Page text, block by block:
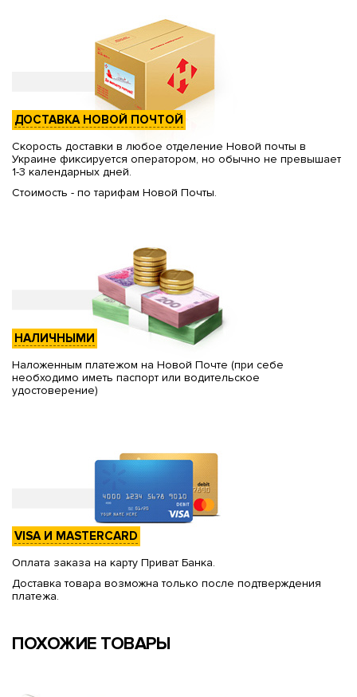
ДОСТАВКА НОВОЙ ПОЧТОЙ
Скорость доставки в любое отделение Новой почты в
Украине фиксируется оператором, но обычно не превышает
1-3 календарных дней.
Стоимость - по тарифам Новой Почты.
НАЛИЧНЫМИ
Наложенным платежом на Новой Почте (при себе
необходимо иметь паспорт или водительское
удостоверение)
VISA И MASTERCARD
Оплата заказа на карту Приват Банка.
Доставка товара возможна только после подтверждения
платежа.
ПОХОЖИЕ ТОВАРЫ